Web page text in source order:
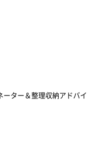
ーター＆整理収納アドバイ